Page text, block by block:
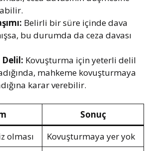
Belirli bir süre içinde dava
bu durumda da ceza davası
Kovuşturma için yeterli delil
mahkeme kovuşturmaya
karar verebilir.
Sonuç
olması
Kovuşturmaya yer yok